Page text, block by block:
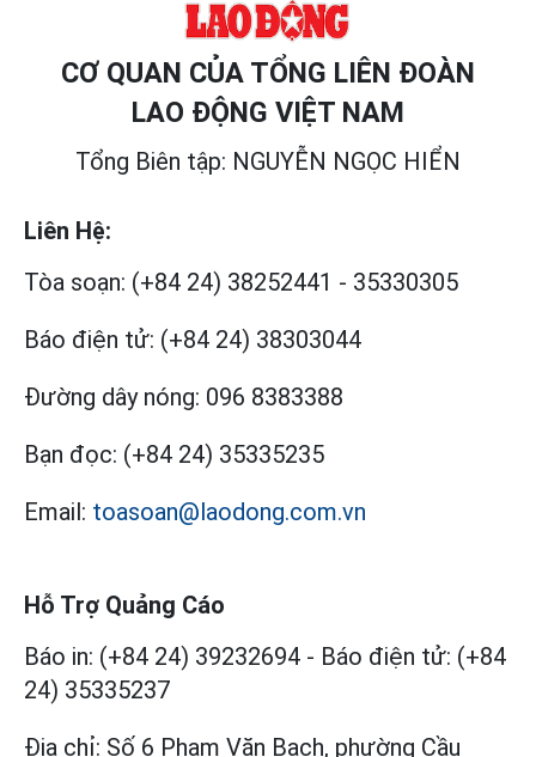
CƠ QUAN CỦA TỔNG LIÊN ĐOÀN
LAO ĐỘNG VIỆT NAM
Tổng Biên tập: NGUYỄN NGỌC HIỂN
Liên Hệ:
Tòa soạn: (+84 24) 38252441 - 35330305
Báo điện tử: (+84 24) 38303044
Đường dây nóng: 096 8383388
Bạn đọc: (+84 24) 35335235
Email: toasoan@laodong.com.vn
Hỗ Trợ Quảng Cáo
Báo in: (+84 24) 39232694 - Báo điện tử: (+84
24) 35335237
Địa chỉ: Số 6 Phạm Văn Bạch, phường Cầu